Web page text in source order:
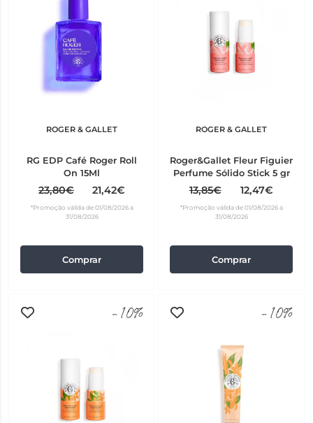
ROGER & GALLET
RG EDP Café Roger Roll
On 15Ml
23,80€ 21,42€
*Promoção válida de 01/08/2026 a
31/08/2026
Comprar
ROGER & GALLET
Roger&Gallet Fleur Figuier
Perfume Sólido Stick 5 gr
13,85€ 12,47€
*Promoção válida de 01/08/2026 a
31/08/2026
Comprar
-10% -10%